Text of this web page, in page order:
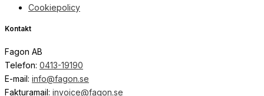
Cookiepolicy
Kontakt
Fagon AB
Telefon: 0413-19190
E-mail: info@fagon.se
Fakturamail: invoice@fagon.se